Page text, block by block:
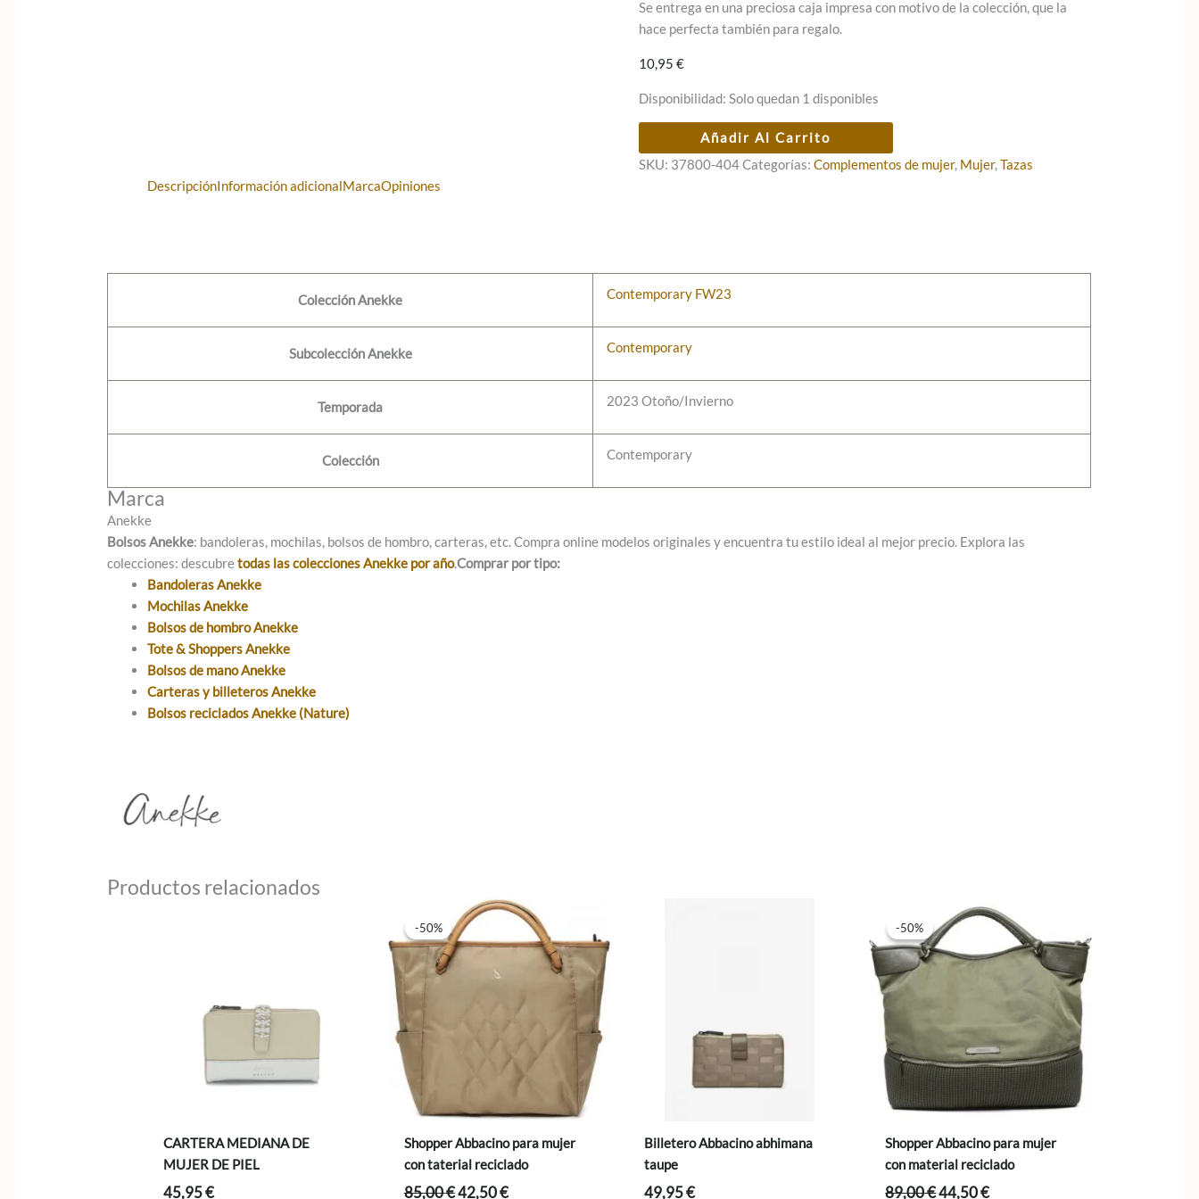
Se entrega en una preciosa caja impresa con motivo de la colección, que la
hace perfecta también para regalo.
10,95€
Disponibilidad: Solo quedan 1 disponibles
porcelana
Anekke
Añadir Al Carrito
SKU: 37800-404Categorías:Complementos de mujer, Mujer,Tazas
DescripciónInformación adicionalMarcaOpiniones
Colección Anekke Contemporary FW23
Subcolección Anekke Contemporary
Temporada 2023 Otoño/Invierno
Colección Contemporary
Marca
Anekke
Bolsos Anekke: bandoleras, mochilas, bolsos de hombro, carteras, etc. Compra online modelos originales y encuentra tu estilo ideal al mejor precio. Explora las
colecciones: descubretodas las colecciones Anekke por año.Comprar por tipo:
Bandoleras Anekke
Mochilas Anekke
Bolsos de hombro Anekke
Tote & Shoppers Anekke
Bolsos de mano Anekke
Carteras y billeteros Anekke
Bolsos reciclados Anekke (Nature)
Productos relacionados
CARTERA MEDIANA DE
MUJER DE PIEL
45,95€
-50%
-50%
Shopper Abbacino para mujer
con taterial reciclado
85,00€El
42,50€El
Billetero Abbacino abhimana
taupe
49,95€
-50%
-50%
Shopper Abbacino para mujer
con material reciclado
89,00€El
44,50€El